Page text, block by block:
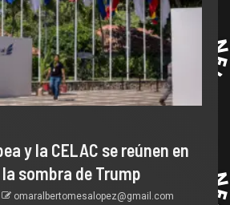
y la CELAC se reúnen en
sombra de Trump
omaralbertomesalopez@gmail.com